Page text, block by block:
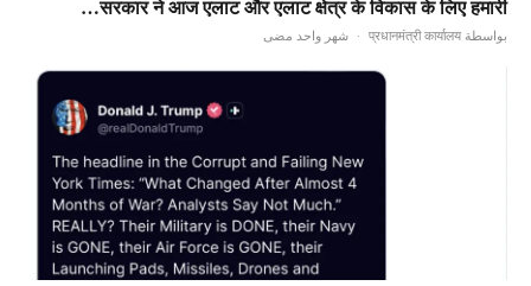
सरकार ने आज एलाट और एलाट क्षेत्र के विकास के लिए हमारी…
بواسطة प्रधानमंत्री कार्यालय · شهر واحد مضى